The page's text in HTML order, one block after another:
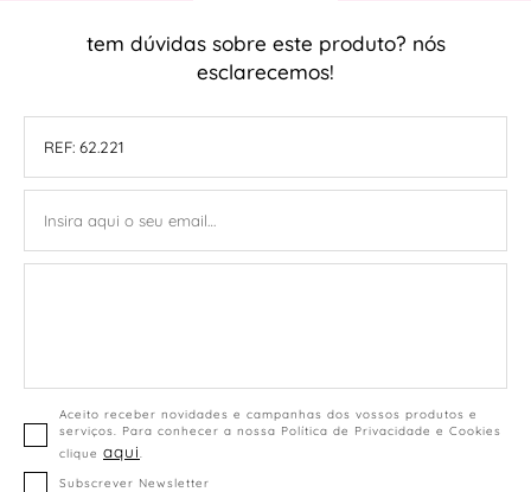
tem dúvidas sobre este produto? nós
esclarecemos!
Aceito receber novidades e campanhas dos vossos produtos e
serviços. Para conhecer a nossa Política de Privacidade e Cookies
clique aqui.
Subscrever Newsletter